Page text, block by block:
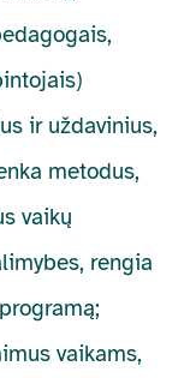
ir uždavinius,
metodus,
vaikų
rengia
vaikams,